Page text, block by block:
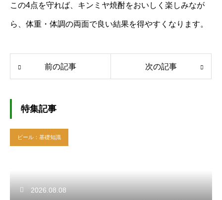
この4点を守れば、キンミヤ焼酎をおいしく楽しみなが
ら、体重・体調の両面で良い結果を得やすくなります。
前の記事 次の記事
特集記事
ビール：基礎知識
2026.08.08